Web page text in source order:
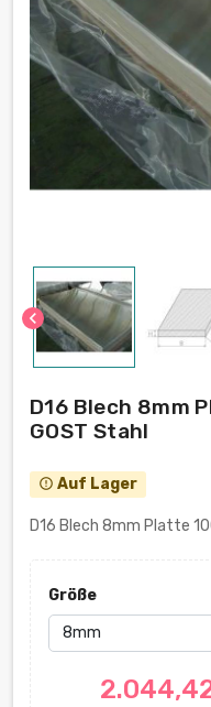
chevron_left
D16 Blech 8mm
GOST Stahl
error_outline Auf Lager
D16 Blech 8mm Platte
Größe